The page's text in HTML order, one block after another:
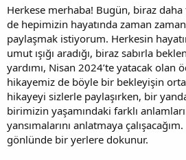
a
n
i
h
Herkese merhaba! Bugün, biraz
de hepimizin hayatında zaman
paylaşmak istiyorum. Herkesin
umut ışığı aradığı, biraz sabırla
yardımı, Nisan 2024’te yatacak olan
hikayemiz de böyle bir bekleyişin
hikayeyi sizlerle paylaşırken, bir
birimizin yaşamındaki farklı
yansımalarını anlatmaya
gönlünde bir yerlere dokunur.